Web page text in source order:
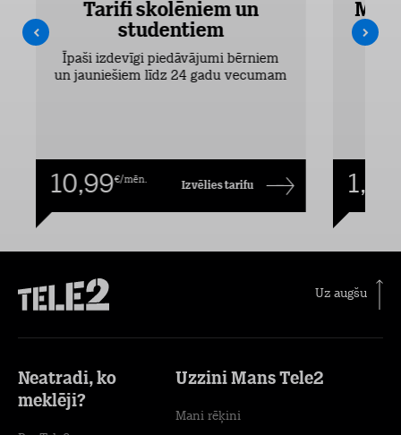
Tarifi skolēniem un
studentiem
Īpaši izdevīgi piedāvājumi bērniem
un jauniešiem līdz 24 gadu vecumam
10,99€/mēn. Izvēlies tarifu 1,00
Uz augšu
Neatradi, ko
meklēji?
Uzzini Mans Tele2
Mani rēķini